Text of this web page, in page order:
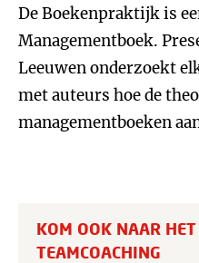
De Boekenpraktijk is
Managementboek.
Leeuwen onderzoekt
met auteurs hoe de
managementboeken
KOM OOK NAAR HET
TEAMCOACHING